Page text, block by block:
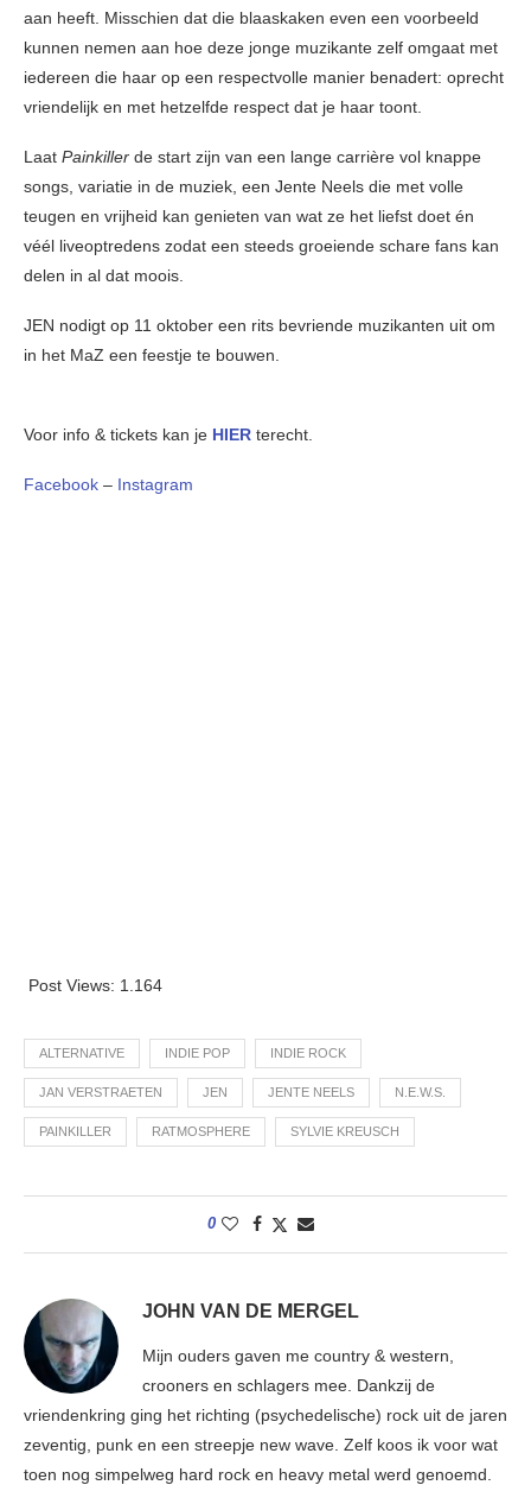
aan heeft. Misschien dat die blaaskaken even een voorbeeld
kunnen nemen aan hoe deze jonge muzikante zelf omgaat met
iedereen die haar op een respectvolle manier benadert: oprecht
vriendelijk en met hetzelfde respect dat je haar toont.
Laat Painkiller de start zijn van een lange carrière vol knappe
songs, variatie in de muziek, een Jente Neels die met volle
teugen en vrijheid kan genieten van wat ze het liefst doet én
véél liveoptredens zodat een steeds groeiende schare fans kan
delen in al dat moois.
JEN nodigt op 11 oktober een rits bevriende muzikanten uit om
in het MaZ een feestje te bouwen.
Voor info & tickets kan je HIER terecht.
Facebook – Instagram
Post Views: 1.164
ALTERNATIVE INDIE POP INDIE ROCK
JAN VERSTRAETEN JEN JENTE NEELS N.E.W.S.
PAINKILLER RATMOSPHERE SYLVIE KREUSCH
0
JOHN VAN DE MERGEL
Mijn ouders gaven me country & western,
crooners en schlagers mee. Dankzij de
vriendenkring ging het richting (psychedelische) rock uit de jaren
zeventig, punk en een streepje new wave. Zelf koos ik voor wat
toen nog simpelweg hard rock en heavy metal werd genoemd.